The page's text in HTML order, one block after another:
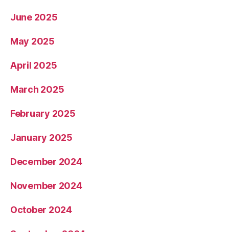
June 2025
May 2025
April 2025
March 2025
February 2025
January 2025
December 2024
November 2024
October 2024